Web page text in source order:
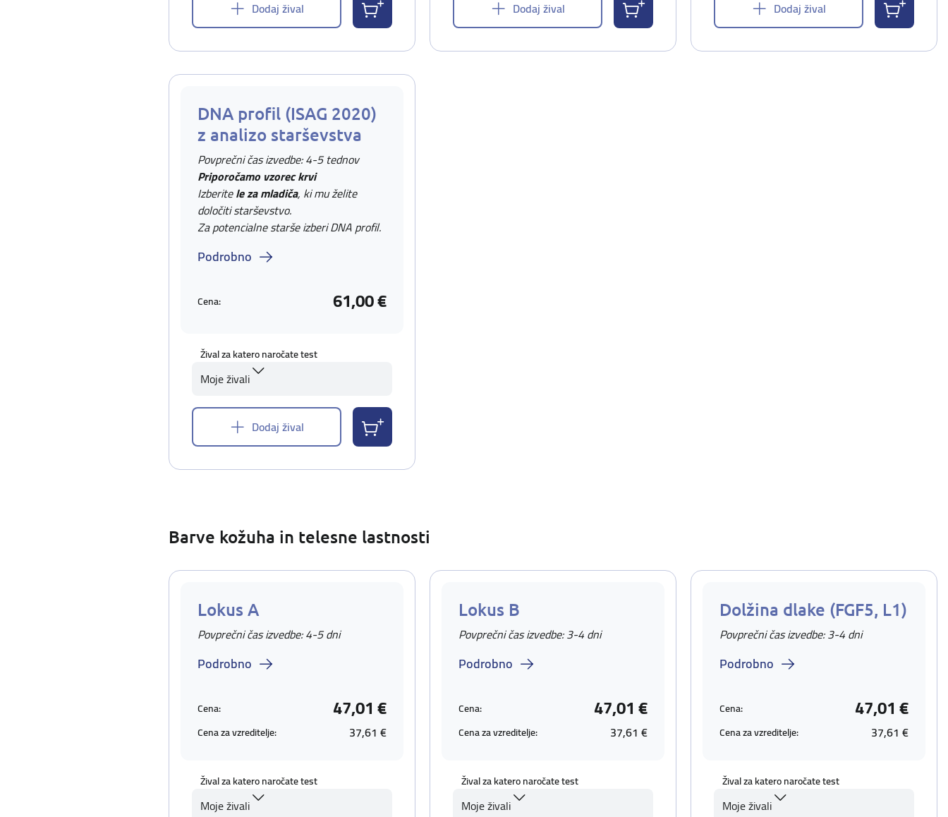
Dodaj žival Dodaj žival Dodaj žival
DNA profil (ISAG 2020)
z analizo starševstva
Povprečni čas izvedbe: 4-5 tednov
Priporočamo vzorec krvi
Izberitele za mladiča, ki mu želite
določiti starševstvo.
Za potencialne starše izberi DNA profil.
Podrobno
Cena: 61,00 €
Žival za katero naročate test
Moje živali
Dodaj žival
Barve kožuha in telesne lastnosti
Lokus A
Povprečni čas izvedbe: 4-5 dni
Podrobno
Cena: 47,01 €
Cena za vzreditelje: 37,61 €
Žival za katero naročate test
Moje živali
Lokus B
Povprečni čas izvedbe: 3-4 dni
Podrobno
Cena: 47,01 €
Cena za vzreditelje: 37,61 €
Žival za katero naročate test
Moje živali
Dolžina dlake (FGF5, L1)
Povprečni čas izvedbe: 3-4 dni
Podrobno
Cena: 47,01 €
Cena za vzreditelje: 37,61 €
Žival za katero naročate test
Moje živali